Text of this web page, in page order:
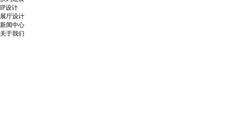
IP设计
展厅设计
新闻中心
关于我们